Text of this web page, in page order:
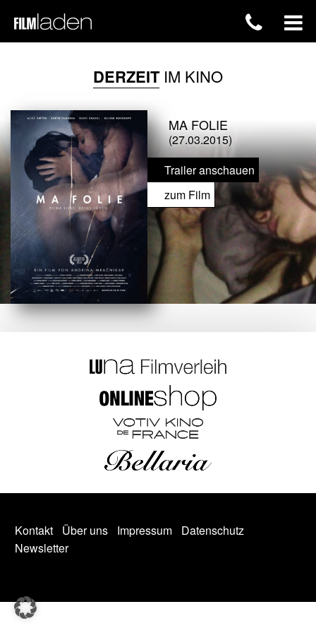
DERZEITIM KINO
MA FOLIE
(27.03.2015)
Trailer anschauen
zum Film
Kontakt Über uns Impressum
Datenschutz
Newsletter